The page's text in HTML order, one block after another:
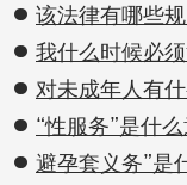
该法律有哪些规
我什么时候必
对未成年人有
“性服务”是什么
避孕套义务”是